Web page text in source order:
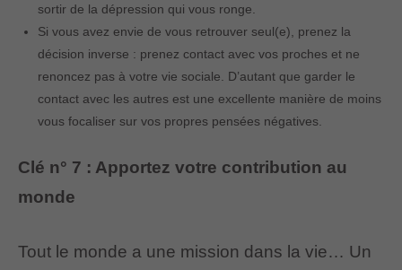
sortir de la dépression qui vous ronge.
Si vous avez envie de vous retrouver seul(e), prenez la
décision inverse : prenez contact avec vos proches et ne
renoncez pas à votre vie sociale. D’autant que garder le
contact avec les autres est une excellente manière de moins
vous focaliser sur vos propres pensées négatives.
Clé n° 7 : Apportez votre contribution au
monde
Tout le monde a une mission dans la vie… Un